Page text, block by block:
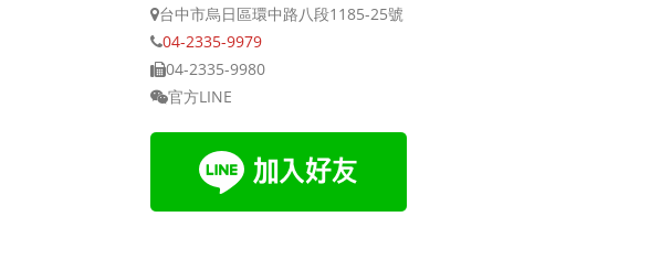
台中市烏日區環中路八段1185-25號
04-2335-9979
04-2335-9980
官方LINE